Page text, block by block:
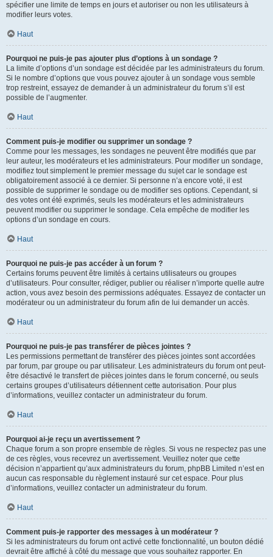
spécifier une limite de temps en jours et autoriser ou non les utilisateurs à
modifier leurs votes.
Haut
Pourquoi ne puis-je pas ajouter plus d’options à un sondage ?
La limite d’options d’un sondage est décidée par les administrateurs du forum.
Si le nombre d’options que vous pouvez ajouter à un sondage vous semble
trop restreint, essayez de demander à un administrateur du forum s’il est
possible de l’augmenter.
Haut
Comment puis-je modifier ou supprimer un sondage ?
Comme pour les messages, les sondages ne peuvent être modifiés que par
leur auteur, les modérateurs et les administrateurs. Pour modifier un sondage,
modifiez tout simplement le premier message du sujet car le sondage est
obligatoirement associé à ce dernier. Si personne n’a encore voté, il est
possible de supprimer le sondage ou de modifier ses options. Cependant, si
des votes ont été exprimés, seuls les modérateurs et les administrateurs
peuvent modifier ou supprimer le sondage. Cela empêche de modifier les
options d’un sondage en cours.
Haut
Pourquoi ne puis-je pas accéder à un forum ?
Certains forums peuvent être limités à certains utilisateurs ou groupes
d’utilisateurs. Pour consulter, rédiger, publier ou réaliser n’importe quelle autre
action, vous avez besoin des permissions adéquates. Essayez de contacter un
modérateur ou un administrateur du forum afin de lui demander un accès.
Haut
Pourquoi ne puis-je pas transférer de pièces jointes ?
Les permissions permettant de transférer des pièces jointes sont accordées
par forum, par groupe ou par utilisateur. Les administrateurs du forum ont peut-
être désactivé le transfert de pièces jointes dans le forum concerné, ou seuls
certains groupes d’utilisateurs détiennent cette autorisation. Pour plus
d’informations, veuillez contacter un administrateur du forum.
Haut
Pourquoi ai-je reçu un avertissement ?
Chaque forum a son propre ensemble de règles. Si vous ne respectez pas une
de ces règles, vous recevrez un avertissement. Veuillez noter que cette
décision n’appartient qu’aux administrateurs du forum, phpBB Limited n’est en
aucun cas responsable du règlement instauré sur cet espace. Pour plus
d’informations, veuillez contacter un administrateur du forum.
Haut
Comment puis-je rapporter des messages à un modérateur ?
Si les administrateurs du forum ont activé cette fonctionnalité, un bouton dédié
devrait être affiché à côté du message que vous souhaitez rapporter. En